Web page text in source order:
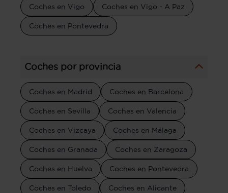
Coches en Vigo Coches en Vigo - A Paz
Coches en Pontevedra
Coches por provincia
Coches en Madrid Coches en Barcelona
Coches en Sevilla Coches en Valencia
Coches en Vizcaya Coches en Málaga
Coches en Granada Coches en Zaragoza
Coches en Huelva Coches en Pontevedra
Coches en Toledo Coches en Alicante